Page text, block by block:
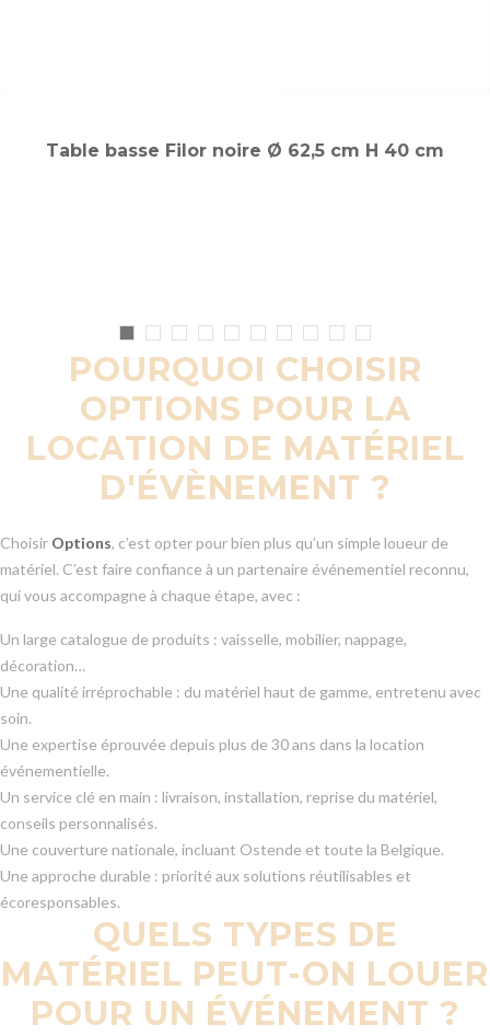
Table basse Filor noire Ø 62,5 cm H 40 cm
POURQUOI CHOISIR
OPTIONS POUR LA
LOCATION DE MATÉRIEL
D'ÉVÈNEMENT ?
Choisir Options, c’est opter pour bien plus qu’un simple loueur de
matériel. C’est faire confiance à un partenaire événementiel reconnu,
qui vous accompagne à chaque étape, avec :
Un large catalogue de produits : vaisselle, mobilier, nappage,
décoration…
Une qualité irréprochable : du matériel haut de gamme, entretenu avec
soin.
Une expertise éprouvée depuis plus de 30 ans dans la location
événementielle.
Un service clé en main : livraison, installation, reprise du matériel,
conseils personnalisés.
Une couverture nationale, incluant Ostende et toute la Belgique.
Une approche durable : priorité aux solutions réutilisables et
écoresponsables.
QUELS TYPES DE
MATÉRIEL PEUT-ON LOUER
POUR UN ÉVÉNEMENT ?